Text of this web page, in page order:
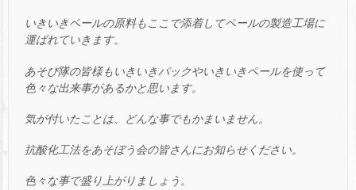
いきいきペールの原料もここで添着してペールの製造工場に
運ばれていきます。
あそび隊の皆様もいきいきパックやいきいきペールを使って
色々な出来事があるかと思います。
気が付いたことは、どんな事でもかまいません。
抗酸化工法をあそぼう会の皆さんにお知らせください。
色々な事で盛り上がりましょう。